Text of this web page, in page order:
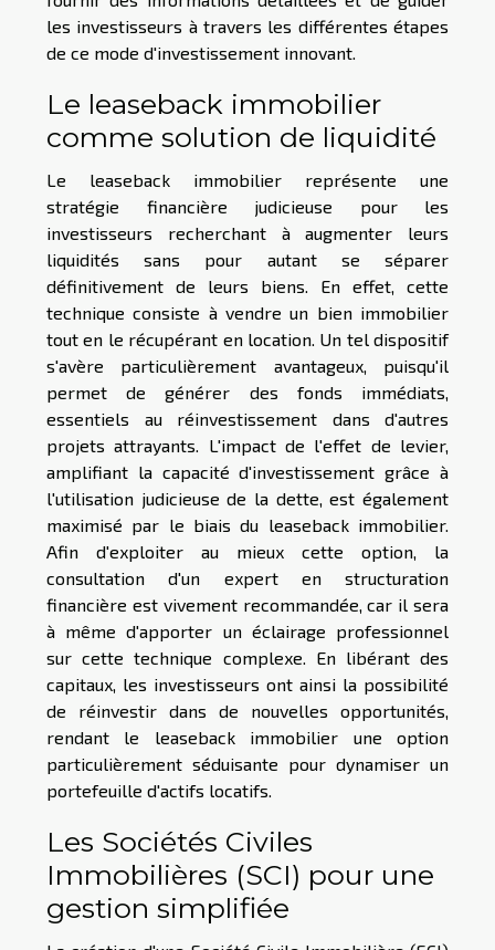
les investisseurs à travers les différentes étapes
de ce mode d'investissement innovant.
Le leaseback immobilier
comme solution de liquidité
Le leaseback immobilier représente une
stratégie financière judicieuse pour les
investisseurs recherchant à augmenter leurs
liquidités sans pour autant se séparer
définitivement de leurs biens. En effet, cette
technique consiste à vendre un bien immobilier
tout en le récupérant en location. Un tel dispositif
s'avère particulièrement avantageux, puisqu'il
permet de générer des fonds immédiats,
essentiels au réinvestissement dans d'autres
projets attrayants. L'impact de l'effet de levier,
amplifiant la capacité d'investissement grâce à
l'utilisation judicieuse de la dette, est également
maximisé par le biais du leaseback immobilier.
Afin d'exploiter au mieux cette option, la
consultation d'un expert en structuration
financière est vivement recommandée, car il sera
à même d'apporter un éclairage professionnel
sur cette technique complexe. En libérant des
capitaux, les investisseurs ont ainsi la possibilité
de réinvestir dans de nouvelles opportunités,
rendant le leaseback immobilier une option
particulièrement séduisante pour dynamiser un
portefeuille d'actifs locatifs.
Les Sociétés Civiles
Immobilières (SCI) pour une
gestion simplifiée